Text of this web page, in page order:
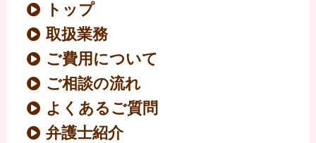
トップ
取扱業務
ご費用について
ご相談の流れ
よくあるご質問
弁護士紹介